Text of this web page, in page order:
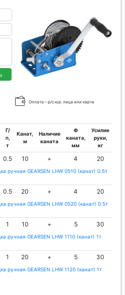
Оплата – р/с юр. лица или карта
Г/
п,
т
Канат,
м
Наличие
каната
Ф
каната,
мм
Усилие
руки,
кг
0.5 10 + 4 20
ручная GEARSEN LHW 0510 (канат) 0.5т
0.5 20 + 4 20
ручная GEARSEN LHW 0520 (канат) 0.5т
1 10 + 5 30
ручная GEARSEN LHW 1110 (канат) 1т
1 20 + 5 30
ручная GEARSEN LHW 1120 (канат) 1т